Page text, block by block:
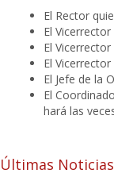
El Rector
El
El
El
El Jefe de la
El
hará las
Últimas Noticias